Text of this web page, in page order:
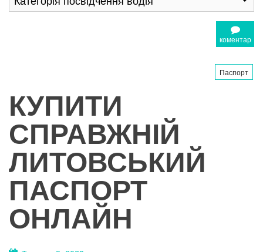
коментар
Паспорт
КУПИТИ
СПРАВЖНІЙ
ЛИТОВСЬКИЙ
ПАСПОРТ
ОНЛАЙН